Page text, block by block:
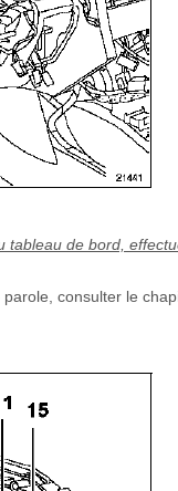
tableau de bord,
consulter le